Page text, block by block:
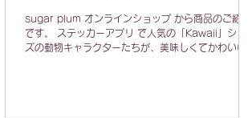
sugar plum オンラインショップ から商品のご紹介
です。 ステッカーアプリ で人気の「Kawaii」シリー
ズの動物キャラクターたちが、美味しくてかわいいス